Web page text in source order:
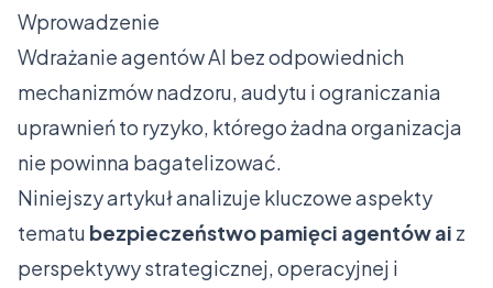
Wprowadzenie
Wdrażanie agentów AI bez odpowiednich
mechanizmów nadzoru, audytu i ograniczania
uprawnień to ryzyko, którego żadna organizacja
nie powinna bagatelizować.
Niniejszy artykuł analizuje kluczowe aspekty
tematu bezpieczeństwo pamięci agentów ai z
perspektywy strategicznej, operacyjnej i